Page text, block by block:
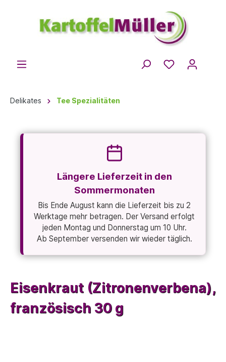
Delikates Tee Spezialitäten
Längere Lieferzeit in den
Sommermonaten
Bis Ende August kann die Lieferzeit bis zu 2
Werktage mehr betragen. Der Versand erfolgt
jeden Montag und Donnerstag um 10 Uhr.
Ab September versenden wir wieder täglich.
Eisenkraut (Zitronenverbena),
französisch 30 g